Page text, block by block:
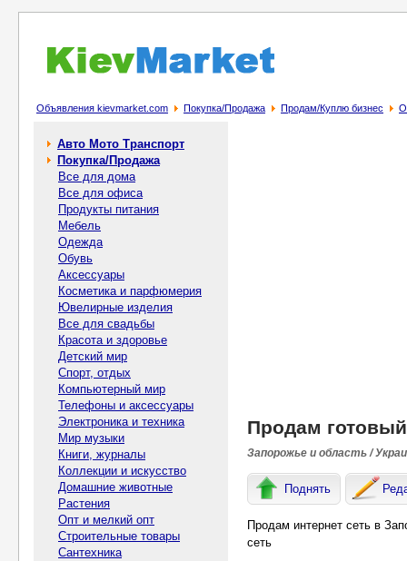
Объявления kievmarket.com Покупка/Продажа Продам/Куплю бизнес
Авто Мото Транспорт
Покупка/Продажа
Все для дома
Все для офиса
Продукты питания
Мебель
Одежда
Обувь
Аксессуары
Косметика и парфюмерия
Ювелирные изделия
Все для свадьбы
Красота и здоровье
Детский мир
Спорт, отдых
Компьютерный мир
Телефоны и аксессуары
Электроника и техника
Мир музыки
Книги, журналы
Коллекции и искусство
Домашние животные
Растения
Опт и мелкий опт
Строительные товары
Сантехника
Продам
Запорожье и область /
Поднять
Продам интернет сеть в
сеть